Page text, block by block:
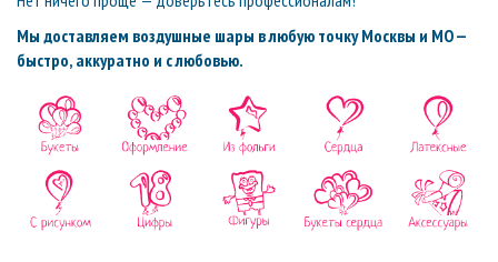
Мы доставляем воздушные шары в любую точку Москвы и МО —
быстро, аккуратно и с любовью.